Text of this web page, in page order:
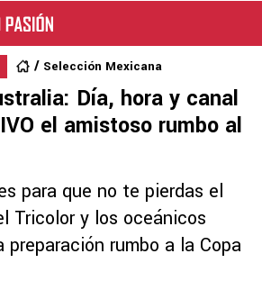
Selección Mexicana
Día, hora y canal
el amistoso rumbo al
para que no te pierdas el
Tricolor y los oceánicos
rumbo a la Copa